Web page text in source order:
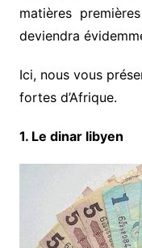
matières
deviendra
Ici, nous vous
fortes d’Afrique.
1. Le dinar libyen